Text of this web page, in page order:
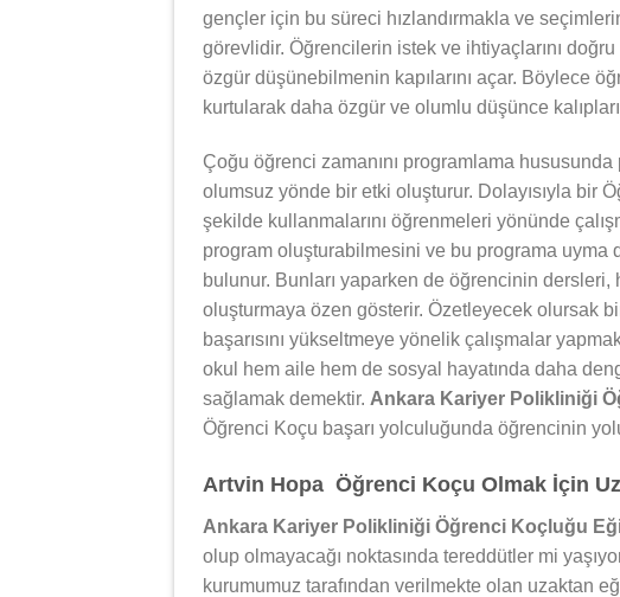
gençler için bu süreci hızlandırmakla ve
görevlidir. Öğrencilerin istek ve ihtiyaçlarını
özgür düşünebilmenin kapılarını açar. Böylece
kurtularak daha özgür ve olumlu düşünce
Çoğu öğrenci zamanını programlama
olumsuz yönde bir etki oluşturur. Dolayısıyla bir
şekilde kullanmalarını öğrenmeleri yönünde
program oluşturabilmesini ve bu programa
bulunur. Bunları yaparken de öğrencinin
oluşturmaya özen gösterir. Özetleyecek olursak
başarısını yükseltmeye yönelik çalışmalar
okul hem aile hem de sosyal hayatında daha
sağlamak demektir. Ankara Kariyer Polikliniği
Öğrenci Koçu başarı yolculuğunda öğrencinin
Artvin Hopa Öğrenci Koçu Olmak İçin
Ankara Kariyer Polikliniği Öğrenci Koçluğu
olup olmayacağı noktasında tereddütler mi
kurumumuz tarafından verilmekte olan uzaktan